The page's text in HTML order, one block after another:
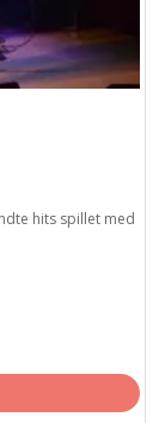
hits spillet med